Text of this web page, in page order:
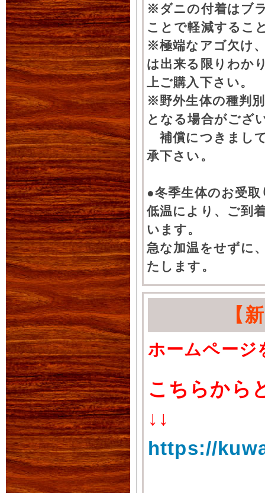
※ダニの付着はブ
ことで軽減するこ
※極端なアゴ欠け
は出来る限りわか
上ご購入下さい。
※野外生体の種判
となる場合がござ
補償につきまし
承下さい。
●冬季生体のお受
低温により、ご到
います。
急な加温をせずに
たします。
【
ホームページ
こちらから
↓↓
https://